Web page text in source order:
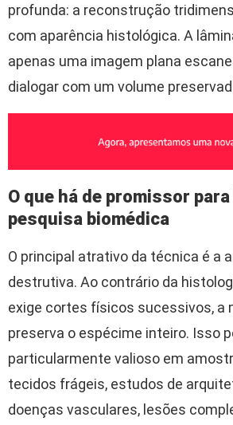
profunda: a reconstrução
com aparência histológica. A
apenas uma imagem plana
dialogar com um volume
O que há de promissor
pesquisa biomédica
O principal atrativo da técnica é a
destrutiva. Ao contrário da
exige cortes físicos sucessivos, a
preserva o espécime inteiro. Isso
particularmente valioso em
tecidos frágeis, estudos de
doenças vasculares, lesões